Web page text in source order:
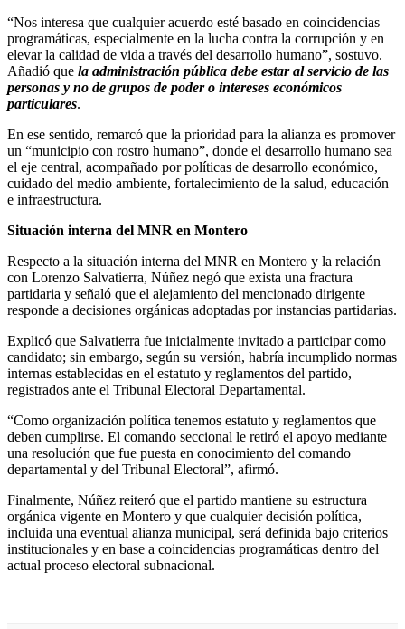
“Nos interesa que cualquier acuerdo esté basado en coincidencias
programáticas, especialmente en la lucha contra la corrupción y en
elevar la calidad de vida a través del desarrollo humano”, sostuvo.
Añadió que la administración pública debe estar al servicio de las
personas y no de grupos de poder o intereses económicos
particulares.
En ese sentido, remarcó que la prioridad para la alianza es promover
un “municipio con rostro humano”, donde el desarrollo humano sea
el eje central, acompañado por políticas de desarrollo económico,
cuidado del medio ambiente, fortalecimiento de la salud, educación
e infraestructura.
Situación interna del MNR en Montero
Respecto a la situación interna del MNR en Montero y la relación
con Lorenzo Salvatierra, Núñez negó que exista una fractura
partidaria y señaló que el alejamiento del mencionado dirigente
responde a decisiones orgánicas adoptadas por instancias partidarias.
Explicó que Salvatierra fue inicialmente invitado a participar como
candidato; sin embargo, según su versión, habría incumplido normas
internas establecidas en el estatuto y reglamentos del partido,
registrados ante el Tribunal Electoral Departamental.
“Como organización política tenemos estatuto y reglamentos que
deben cumplirse. El comando seccional le retiró el apoyo mediante
una resolución que fue puesta en conocimiento del comando
departamental y del Tribunal Electoral”, afirmó.
Finalmente, Núñez reiteró que el partido mantiene su estructura
orgánica vigente en Montero y que cualquier decisión política,
incluida una eventual alianza municipal, será definida bajo criterios
institucionales y en base a coincidencias programáticas dentro del
actual proceso electoral subnacional.